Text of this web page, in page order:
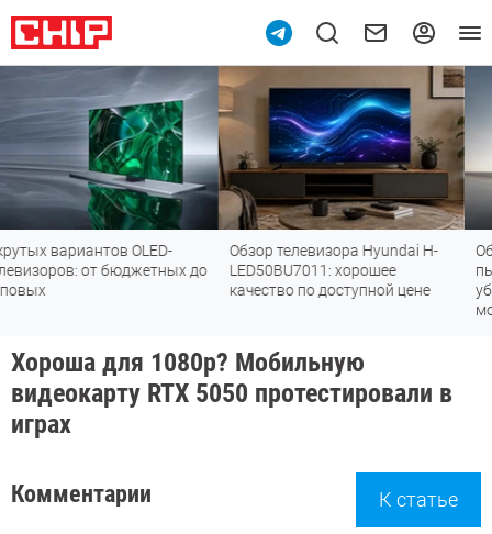
до
Обзор телевизора Hyundai H-
LED50BU7011: хорошее
качество по доступной цене
Обзор вертикального
пылесоса TROUVER
убирается так, как
Хороша для 1080p? Мобильную
видеокарту RTX 5050 протестировали в
играх
Комментарии К статье